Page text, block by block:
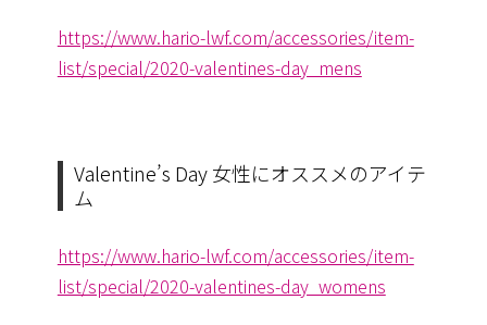
https://www.hario-lwf.com/accessories/item-
list/special/2020-valentines-day_mens
Valentine’s Day 女性にオススメのアイテ
ム
https://www.hario-lwf.com/accessories/item-
list/special/2020-valentines-day_womens